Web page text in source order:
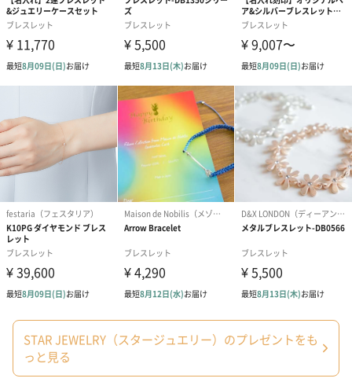
STAR JEWELRY（スタージュエリー）のプレゼントをも
っと見る